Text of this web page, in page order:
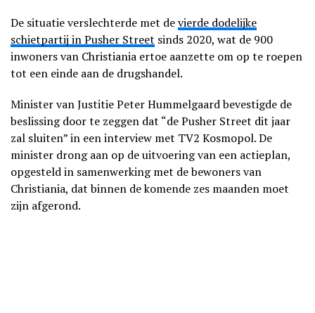
De situatie verslechterde met devierde dodelijke
schietpartij in Pusher Street sinds 2020, wat de 900
inwoners van Christiania ertoe aanzette om op te roepen
tot een einde aan de drugshandel.
Minister van Justitie Peter Hummelgaard bevestigde de
beslissing door te zeggen dat “de Pusher Street dit jaar
zal sluiten” in een interview met TV2 Kosmopol. De
minister drong aan op de uitvoering van een actieplan,
opgesteld in samenwerking met de bewoners van
Christiania, dat binnen de komende zes maanden moet
zijn afgerond.